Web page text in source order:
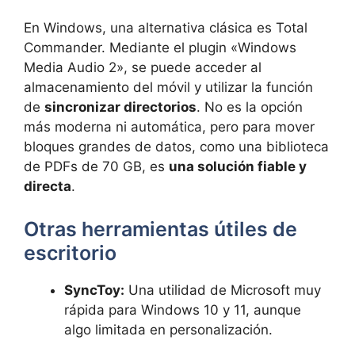
En Windows, una alternativa clásica es Total
Commander. Mediante el plugin «Windows
Media Audio 2», se puede acceder al
almacenamiento del móvil y utilizar la función
de sincronizar directorios. No es la opción
más moderna ni automática, pero para mover
bloques grandes de datos, como una biblioteca
de PDFs de 70 GB, es una solución fiable y
directa.
Otras herramientas útiles de
escritorio
SyncToy: Una utilidad de Microsoft muy
rápida para Windows 10 y 11, aunque
algo limitada en personalización.